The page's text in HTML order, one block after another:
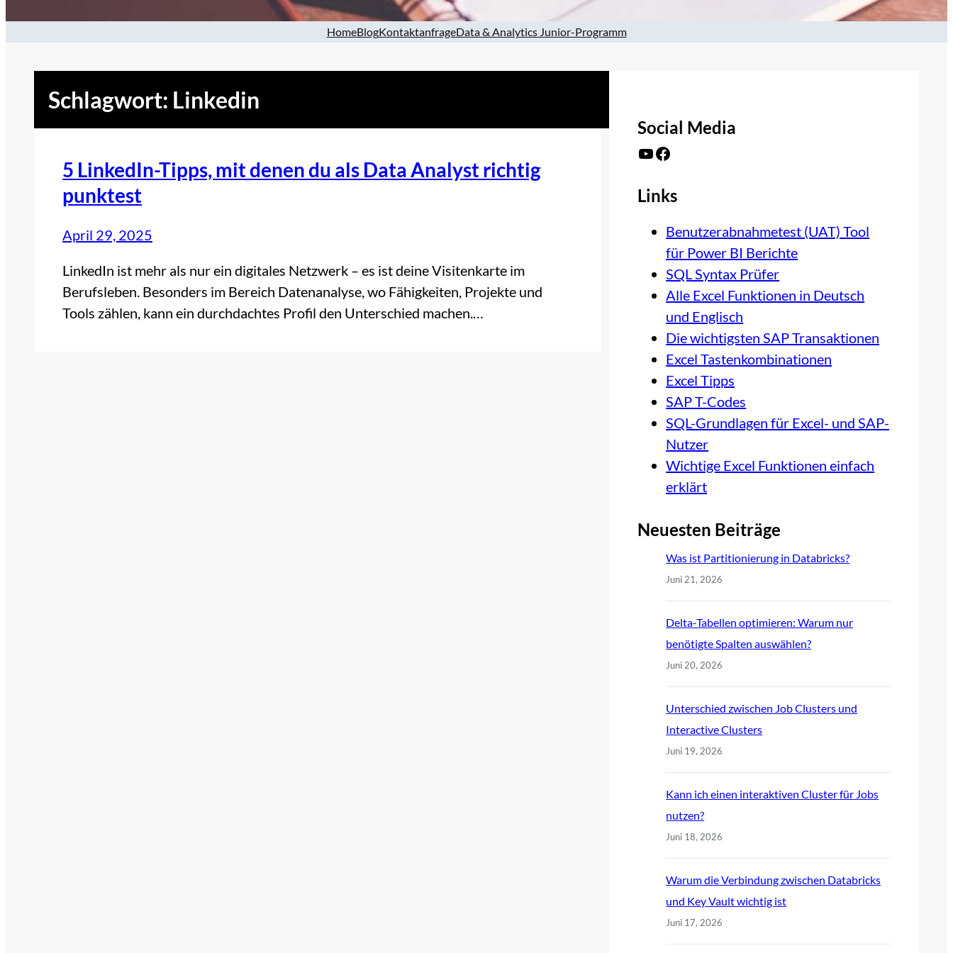
HomeBlogKontaktanfrageData & Analytics Junior-Programm
Schlagwort: Linkedin
5 LinkedIn-Tipps, mit denen du als Data Analyst richtig
punktest
April 29, 2025
LinkedIn ist mehr als nur ein digitales Netzwerk – es ist deine Visitenkarte im
Berufsleben. Besonders im Bereich Datenanalyse, wo Fähigkeiten, Projekte und
Tools zählen, kann ein durchdachtes Profil den Unterschied machen.…
Social Media
YouTube Facebook
Links
Benutzerabnahmetest (UAT) Tool
für Power BI Berichte
SQL Syntax Prüfer
Alle Excel Funktionen in Deutsch
und Englisch
Die wichtigsten SAP Transaktionen
Excel Tastenkombinationen
Excel Tipps
SAP T-Codes
SQL-Grundlagen für Excel- und SAP-
Nutzer
Wichtige Excel Funktionen einfach
erklärt
Neuesten Beiträge
Was ist Partitionierung in Databricks?
Juni 21, 2026
Delta-Tabellen optimieren: Warum nur
benötigte Spalten auswählen?
Juni 20, 2026
Unterschied zwischen Job Clusters und
Interactive Clusters
Juni 19, 2026
Kann ich einen interaktiven Cluster für Jobs
nutzen?
Juni 18, 2026
Warum die Verbindung zwischen Databricks
und Key Vault wichtig ist
Juni 17, 2026